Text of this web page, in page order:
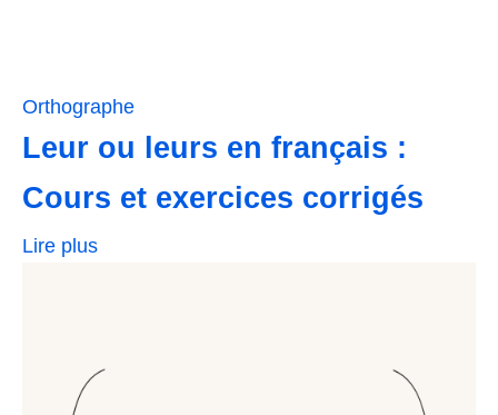
Orthographe
Leur ou leurs en français :
Cours et exercices corrigés
Lire plus